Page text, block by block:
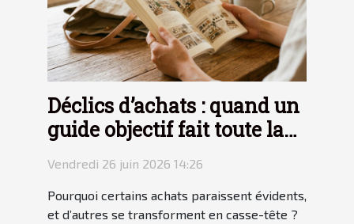
Déclics d’achats : quand un
guide objectif fait toute la
différence
Vendredi 26 juin 2026 14:26
Pourquoi certains achats paraissent évidents,
et d’autres se transforment en casse-tête ?